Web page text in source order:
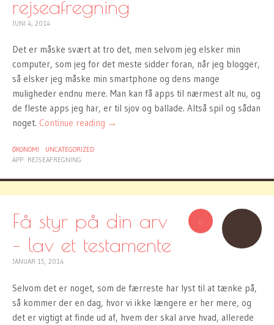
rejseafregning
JUNI 4, 2014
Det er måske svært at tro det, men selvom jeg elsker min
computer, som jeg for det meste sidder foran, når jeg blogger,
så elsker jeg måske min smartphone og dens mange
muligheder endnu mere. Man kan få apps til nærmest alt nu, og
de fleste apps jeg har, er til sjov og ballade. Altså spil og sådan
noget. Continue reading →
ØKONOMI
UNCATEGORIZED
APP REJSEAFREGNING
0
Få styr på din arv
– lav et testamente
JANUAR 15, 2014
Selvom det er noget, som de færreste har lyst til at tænke på,
så kommer der en dag, hvor vi ikke længere er her mere, og
det er vigtigt at finde ud af, hvem der skal arve hvad, allerede